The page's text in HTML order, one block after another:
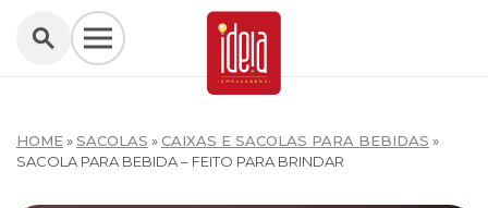
HOME»SACOLAS »CAIXAS E SACOLAS PARA BEBIDAS »
SACOLA PARA BEBIDA – FEITO PARA BRINDAR